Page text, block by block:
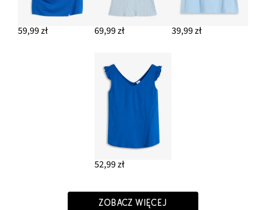
59,99 zł 69,99 zł 39,99 zł
52,99 zł
ZOBACZ WIĘCEJ